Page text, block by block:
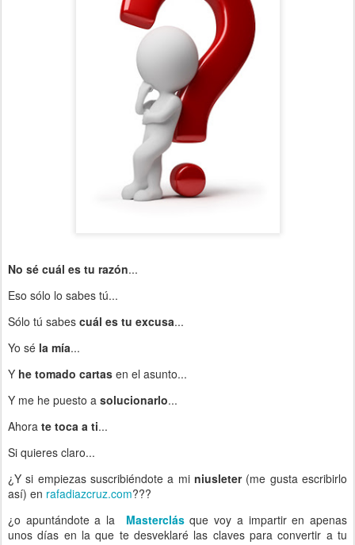
No sé cuál es tu razón...
Eso sólo lo sabes tú...
Sólo tú sabes cuál es tu excusa...
Yo sé la mía...
Y he tomado cartas en el asunto...
Y me he puesto a solucionarlo...
Ahora te toca a ti...
Si quieres claro...
¿Y si empiezas suscribiéndote a mi niusleter(me gusta escribirlo
así) en rafadiazcruz.com???
¿o apuntándote a la
Masterclásque voy a impartir en apenas
unos días en la que te desveklaré las claves para convertir a tu